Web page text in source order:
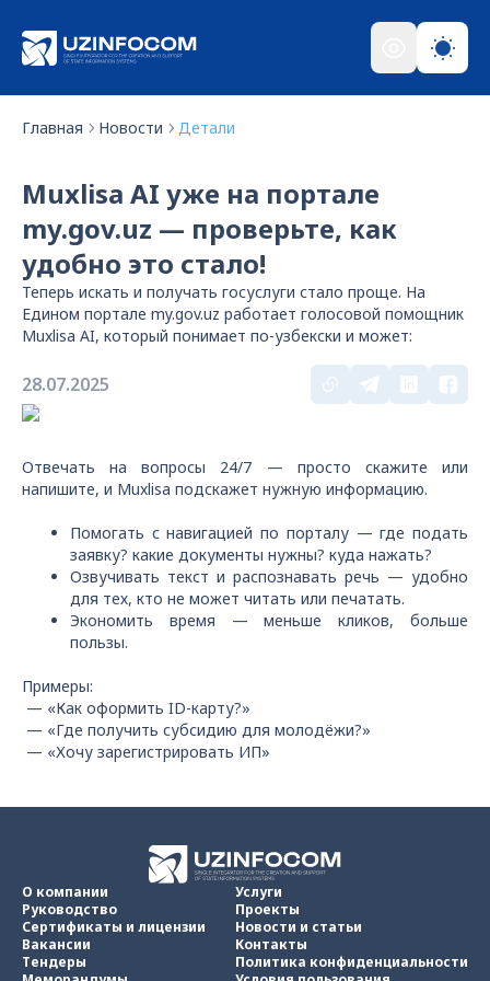
Главная Новости Детали
Muxlisa AI уже на портале
my.gov.uz — проверьте, как
удобно это стало!
Теперь искать и получать госуслуги стало проще. На
Едином портале my.gov.uz работает голосовой помощник
Muxlisa AI, который понимает по-узбекски и может:
28.07.2025
Отвечать на вопросы 24/7 — просто скажите или
напишите, и Muxlisa подскажет нужную информацию.
Помогать с навигацией по порталу — где подать
заявку? какие документы нужны? куда нажать?
Озвучивать текст и распознавать речь — удобно
для тех, кто не может читать или печатать.
Экономить время — меньше кликов, больше
пользы.
Примеры:
— «Как оформить ID-карту?»
— «Где получить субсидию для молодёжи?»
— «Хочу зарегистрировать ИП»
О компании
Руководство
Сертификаты и лицензии
Вакансии
Тендеры
Услуги
Проекты
Новости и статьи
Контакты
Политика конфиденциальности